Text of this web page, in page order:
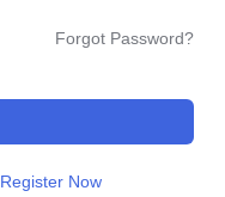
Forgot Password?
Register Now